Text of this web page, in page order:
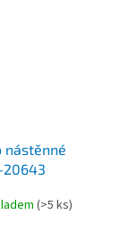
nástěnné
20643
(>5 ks)